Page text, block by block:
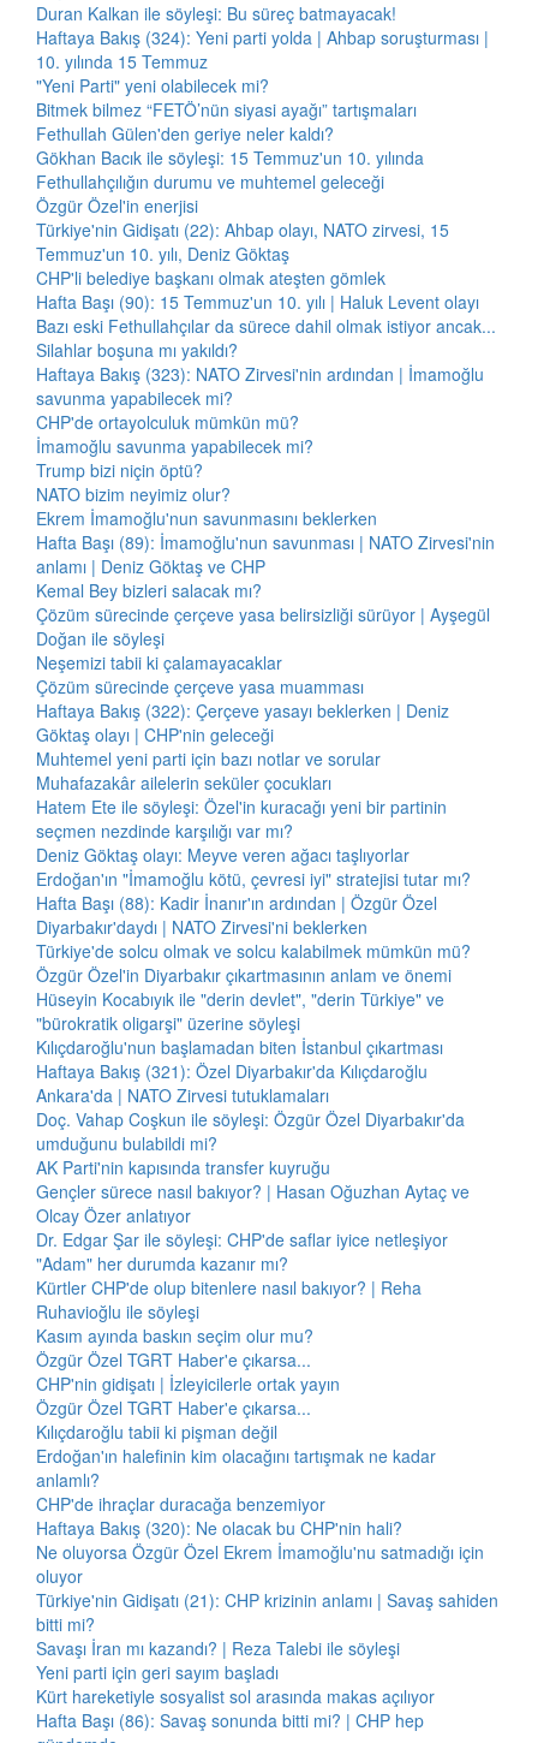
Duran Kalkan ile söyleşi: Bu süreç batmayacak!
Haftaya Bakış (324): Yeni parti yolda | Ahbap soruşturması |
10. yılında 15 Temmuz
"Yeni Parti" yeni olabilecek mi?
Bitmek bilmez “FETÖ’nün siyasi ayağı” tartışmaları
Fethullah Gülen'den geriye neler kaldı?
Gökhan Bacık ile söyleşi: 15 Temmuz'un 10. yılında
Fethullahçılığın durumu ve muhtemel geleceği
Özgür Özel'in enerjisi
Türkiye'nin Gidişatı (22): Ahbap olayı, NATO zirvesi, 15
Temmuz'un 10. yılı, Deniz Göktaş
CHP'li belediye başkanı olmak ateşten gömlek
Hafta Başı (90): 15 Temmuz'un 10. yılı | Haluk Levent olayı
Bazı eski Fethullahçılar da sürece dahil olmak istiyor ancak...
Silahlar boşuna mı yakıldı?
Haftaya Bakış (323): NATO Zirvesi'nin ardından | İmamoğlu
savunma yapabilecek mi?
CHP'de ortayolculuk mümkün mü?
İmamoğlu savunma yapabilecek mi?
Trump bizi niçin öptü?
NATO bizim neyimiz olur?
Ekrem İmamoğlu'nun savunmasını beklerken
Hafta Başı (89): İmamoğlu'nun savunması | NATO Zirvesi'nin
anlamı | Deniz Göktaş ve CHP
Kemal Bey bizleri salacak mı?
Çözüm sürecinde çerçeve yasa belirsizliği sürüyor | Ayşegül
Doğan ile söyleşi
Neşemizi tabii ki çalamayacaklar
Çözüm sürecinde çerçeve yasa muamması
Haftaya Bakış (322): Çerçeve yasayı beklerken | Deniz
Göktaş olayı | CHP'nin geleceği
Muhtemel yeni parti için bazı notlar ve sorular
Muhafazakâr ailelerin seküler çocukları
Hatem Ete ile söyleşi: Özel'in kuracağı yeni bir partinin
seçmen nezdinde karşılığı var mı?
Deniz Göktaş olayı: Meyve veren ağacı taşlıyorlar
Erdoğan'ın "İmamoğlu kötü, çevresi iyi" stratejisi tutar mı?
Hafta Başı (88): Kadir İnanır'ın ardından | Özgür Özel
Diyarbakır'daydı | NATO Zirvesi'ni beklerken
Türkiye'de solcu olmak ve solcu kalabilmek mümkün mü?
Özgür Özel'in Diyarbakır çıkartmasının anlam ve önemi
Hüseyin Kocabıyık ile "derin devlet", "derin Türkiye" ve
"bürokratik oligarşi" üzerine söyleşi
Kılıçdaroğlu'nun başlamadan biten İstanbul çıkartması
Haftaya Bakış (321): Özel Diyarbakır'da Kılıçdaroğlu
Ankara'da | NATO Zirvesi tutuklamaları
Doç. Vahap Coşkun ile söyleşi: Özgür Özel Diyarbakır'da
umduğunu bulabildi mi?
AK Parti'nin kapısında transfer kuyruğu
Gençler sürece nasıl bakıyor? | Hasan Oğuzhan Aytaç ve
Olcay Özer anlatıyor
Dr. Edgar Şar ile söyleşi: CHP'de saflar iyice netleşiyor
"Adam" her durumda kazanır mı?
Kürtler CHP'de olup bitenlere nasıl bakıyor? | Reha
Ruhavioğlu ile söyleşi
Kasım ayında baskın seçim olur mu?
Özgür Özel TGRT Haber'e çıkarsa...
CHP'nin gidişatı | İzleyicilerle ortak yayın
Özgür Özel TGRT Haber'e çıkarsa...
Kılıçdaroğlu tabii ki pişman değil
Erdoğan'ın halefinin kim olacağını tartışmak ne kadar
anlamlı?
CHP'de ihraçlar duracağa benzemiyor
Haftaya Bakış (320): Ne olacak bu CHP'nin hali?
Ne oluyorsa Özgür Özel Ekrem İmamoğlu'nu satmadığı için
oluyor
Türkiye'nin Gidişatı (21): CHP krizinin anlamı | Savaş sahiden
bitti mi?
Savaşı İran mı kazandı? | Reza Talebi ile söyleşi
Yeni parti için geri sayım başladı
Kürt hareketiyle sosyalist sol arasında makas açılıyor
Hafta Başı (86): Savaş sonunda bitti mi? | CHP hep